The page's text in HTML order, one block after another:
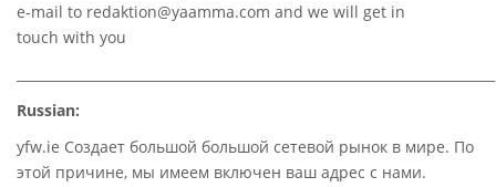
e-mail to redaktion@yaamma.com and we will get in
touch with you
Russian:
yfw.ie Создает большой большой сетевой рынок в мире. По
этой причине, мы имеем включен ваш адрес с нами.